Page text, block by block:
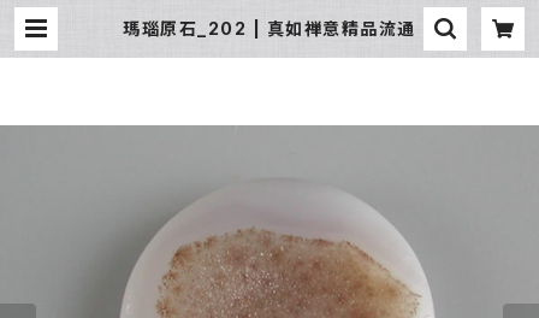
瑪瑙原石_202 | 真如禅意精品流通